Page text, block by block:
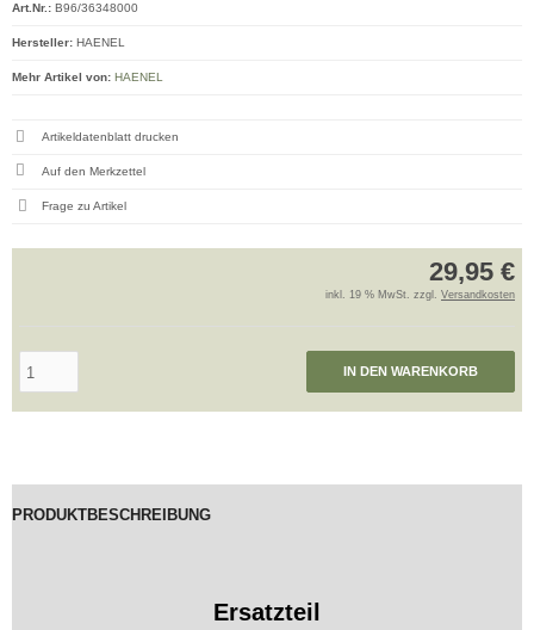
29,95 €
inkl. 19 % MwSt. zzgl. Versandkosten
IN DEN WARENKORB
Art.Nr.: B96/36348000
Hersteller: HAENEL
Mehr Artikel von: HAENEL
Artikeldatenblatt drucken
Frage zu Artikel
PRODUKTBESCHREIBUNG
Ersatzteil